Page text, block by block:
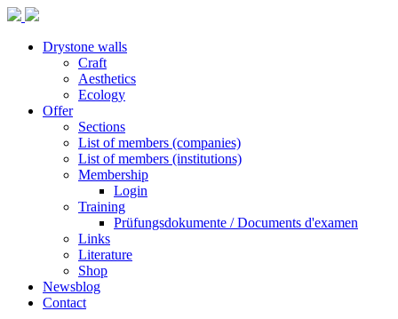
Drystone walls
Craft
Aesthetics
Ecology
Offer
Sections
List of members (companies)
List of members (institutions)
Membership
Login
Training
Prüfungsdokumente / Documents d'examen
Links
Literature
Shop
Newsblog
Contact